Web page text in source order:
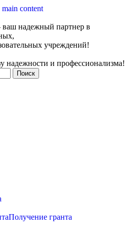
content
надежный партнер в
учреждений!
надежности и профессионализма!
Поиск
Получение гранта